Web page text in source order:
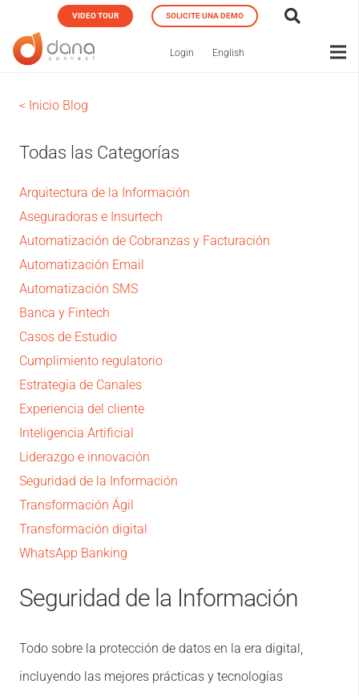
VIDEO TOUR SOLICITE UNA DEMO
Login English
< Inicio Blog
Todas las Categorías
Arquitectura de la Información
Aseguradoras e Insurtech
Automatización de Cobranzas y Facturación
Automatización Email
Automatización SMS
Banca y Fintech
Casos de Estudio
Cumplimiento regulatorio
Estrategia de Canales
Experiencia del cliente
Inteligencia Artificial
Liderazgo e innovación
Seguridad de la Información
Transformación Ágil
Transformación digital
WhatsApp Banking
Seguridad de la Información
Todo sobre la protección de datos en la era digital,
incluyendo las mejores prácticas y tecnologías